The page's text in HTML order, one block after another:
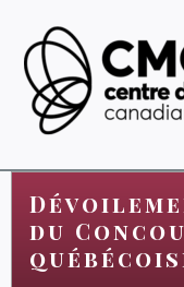
content
du